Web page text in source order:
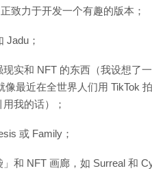
致力于开发一个有趣的版本；
Jadu；
实和 NFT 的东西（我设想了
最近在全世界人们用 TikTok
我的话）；
或 Family；
和 NFT 画廊，如 Surreal 和